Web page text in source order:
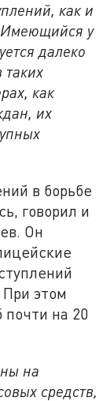
как и
Имеющийся у
далеко
как
их
в борьбе
говорил и
Он
этом
почти на 20
на
средств,